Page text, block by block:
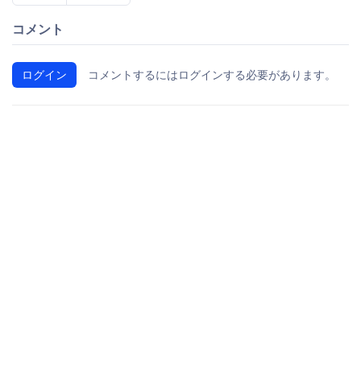
コメント
ログイン コメントするにはログインする必要があります。